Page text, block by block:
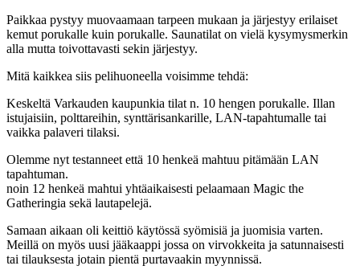
Paikkaa pystyy muovaamaan tarpeen mukaan ja järjestyy erilaiset
kemut porukalle kuin porukalle. Saunatilat on vielä kysymysmerkin
alla mutta toivottavasti sekin järjestyy.
Mitä kaikkea siis pelihuoneella voisimme tehdä:
Keskeltä Varkauden kaupunkia tilat n. 10 hengen porukalle. Illan
istujaisiin, polttareihin, synttärisankarille, LAN-tapahtumalle tai
vaikka palaveri tilaksi.
Olemme nyt testanneet että 10 henkeä mahtuu pitämään LAN
tapahtuman.
noin 12 henkeä mahtui yhtäaikaisesti pelaamaan Magic the
Gatheringia sekä lautapelejä.
Samaan aikaan oli keittiö käytössä syömisiä ja juomisia varten.
Meillä on myös uusi jääkaappi jossa on virvokkeita ja satunnaisesti
tai tilauksesta jotain pientä purtavaakin myynnissä.